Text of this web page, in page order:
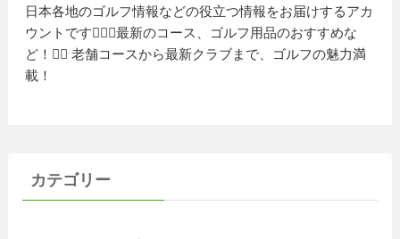
日本各地のゴルフ情報などの役立つ情報をお届けするアカ
ウントです🏌️‍♂️⛳️最新のコース、ゴルフ用品のおすすめな
ど！🏌️‍♀️ 老舗コースから最新クラブまで、ゴルフの魅力満
載！
カテゴリー